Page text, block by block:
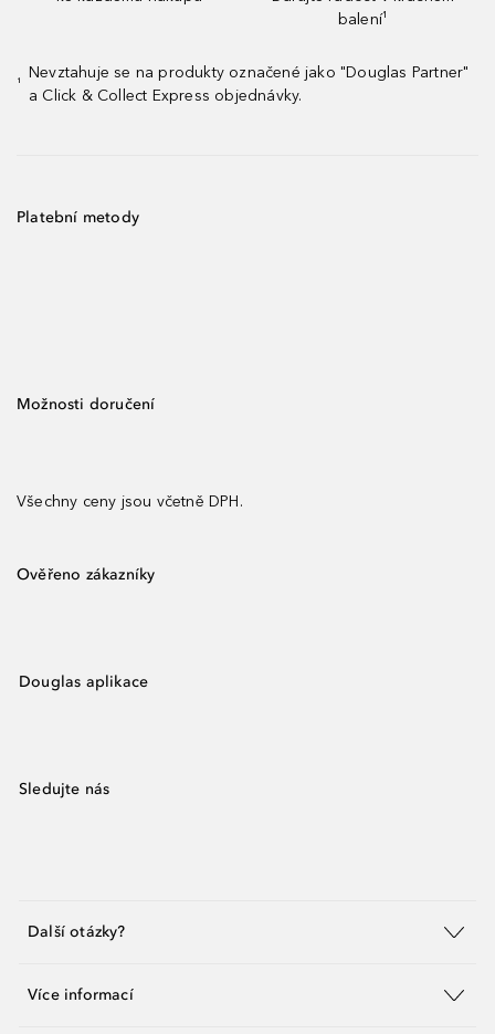
balení¹
¹
Nevztahuje se na produkty označené jako "Douglas Partner"
a Click & Collect Express objednávky.
Platební metody
Možnosti doručení
Všechny ceny jsou včetně DPH.
Ověřeno zákazníky
Douglas aplikace
Sledujte nás
Další otázky?
Více informací